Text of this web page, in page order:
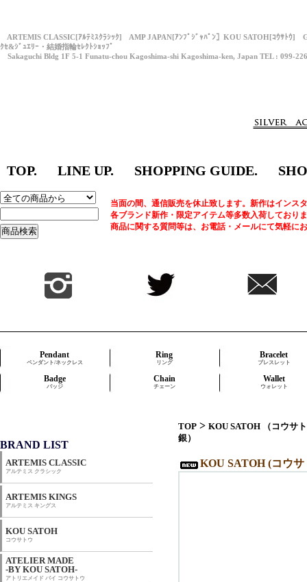
ARTEMIS CLASSIC[ｱﾙﾃﾐｽｸﾗｼｯｸ] AMP JAPAN[ｱﾝﾌﾟｼﾞｬﾊﾟﾝ］KOU SATOH[ｺｳｻﾄｳ]
ｸｾ&ｼﾞｭｴﾘｰ・結婚指輪ｾﾚｸﾄｼｮｯﾌﾟ
Sakaguchi Bldg 1F 5-1 Funatu-chou Kagoshima-shi Kagoshima-ken, Japan TEL : 099-
TOP. LINE UP. SHOPPING GUIDE.
当面の間、通信販売を休止致します。新作はインス
各ブランド新作・限定アイテム等多数入荷しており
商品に関する質問等は、お電話・メールにて気軽に
Pendant
ペンダント/ネックレス
Ring
リング
Bracelet
ブレスレット
Badge
バッジ
Chain
チェーン
Wallet
ウォレット
TOP > KOU SATOH （コウサ
銀）
KOU SATOH (コウ
BRAND LIST
ARTEMIS CLASSIC
アルテミス クラシック
ARTEMIS KINGS
アルテミス キングス
KOU SATOH
コウサトウ
ATELIER MADE
-BY KOU SATOH-
アトリエメイド バイ コウサトウ